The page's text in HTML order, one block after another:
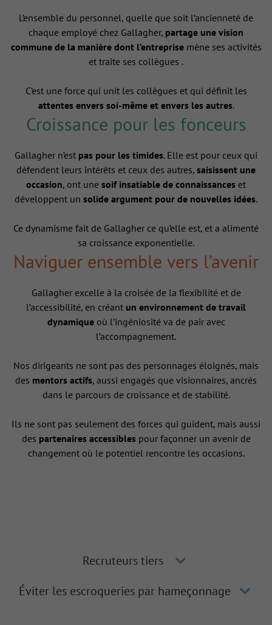
L’ensemble du personnel, quelle que soit l’ancienneté de
chaque employé chez Gallagher, partage une vision
commune de la manière dont l’entreprisemène ses activités
et traite ses collègues .
C’est une force qui unit les collègues et qui définit les
attentes envers soi-même et envers les autres.
Croissance pour les fonceurs
Gallagher n’est pas pour les timides. Elle est pour ceux qui
défendent leurs intérêts et ceux des autres, saisissent une
occasion, ont une soif insatiable de connaissances et
développent un solide argument pour de nouvelles idées.
Ce dynamisme fait de Gallagher ce qu’elle est, et a alimenté
sa croissance exponentielle.
Naviguer ensemble vers l’avenir
Gallagher excelle à la croisée de la flexibilité et de
l’accessibilité, en créant un environnement de travail
dynamique où l’ingéniosité va de pair avec
l’accompagnement.
Nos dirigeants ne sont pas des personnages éloignés, mais
des mentors actifs, aussi engagés que visionnaires, ancrés
dans le parcours de croissance et de stabilité.
Ils ne sont pas seulement des forces qui guident, mais aussi
des partenaires accessiblespour façonner un avenir de
changement où le potentiel rencontre les occasions.
Recruteurs tiers
Éviter les escroqueries par hameçonnage